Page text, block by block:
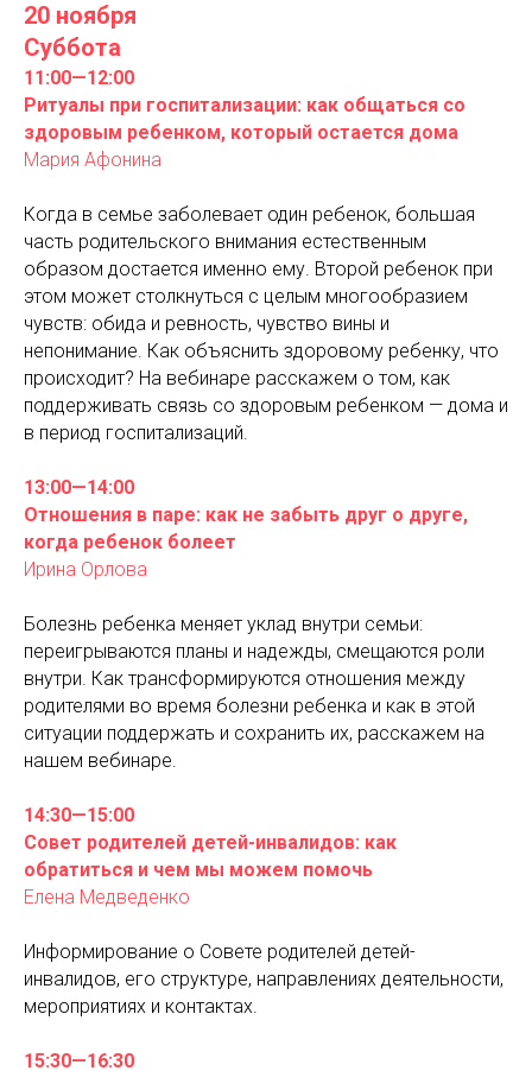
20 ноября
Суббота
11:00—12:00
Ритуалы при госпитализации: как общаться со
здоровым ребенком, который остается дома
Мария Афонина
Когда в семье заболевает один ребенок, большая
часть родительского внимания естественным
образом достается именно ему. Второй ребенок при
этом может столкнуться с целым многообразием
чувств: обида и ревность, чувство вины и
непонимание. Как объяснить здоровому ребенку, что
происходит? На вебинаре расскажем о том, как
поддерживать связь со здоровым ребенком — дома и
в период госпитализаций.
13:00—14:00
Отношения в паре: как не забыть друг о друге,
когда ребенок болеет
Ирина Орлова
Болезнь ребенка меняет уклад внутри семьи:
переигрываются планы и надежды, смещаются роли
внутри. Как трансформируются отношения между
родителями во время болезни ребенка и как в этой
ситуации поддержать и сохранить их, расскажем на
нашем вебинаре.
14:30—15:00
Совет родителей детей-инвалидов: как
обратиться и чем мы можем помочь
Елена Медведенко
Информирование о Совете родителей детей-
инвалидов, его структуре, направлениях деятельности,
мероприятиях и контактах.
15:30—16:30